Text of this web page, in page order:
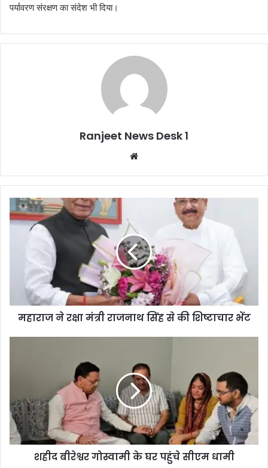
पर्यावरण संरक्षण का संदेश भी दिया।
Ranjeet News Desk 1
te
महाराज ने रक्षा मंत्री राजनाथ सिंह से की शिष्टाचार भेंट
शहीद बीरेश्वर गोस्वामी के घर पहुंचे सीएम धामी